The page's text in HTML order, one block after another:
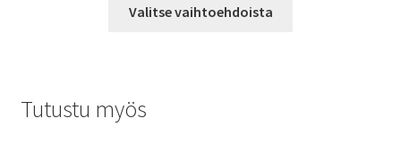
-
Valitse vaihtoehdoista
Tutustu myös